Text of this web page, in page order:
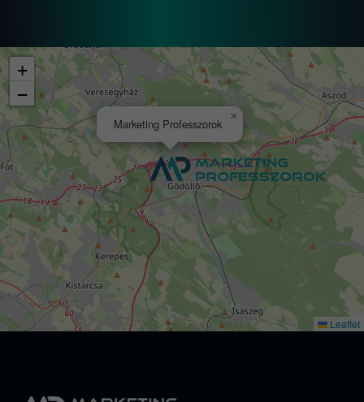
Marketing Professzorok
×
+
−
Leaflet